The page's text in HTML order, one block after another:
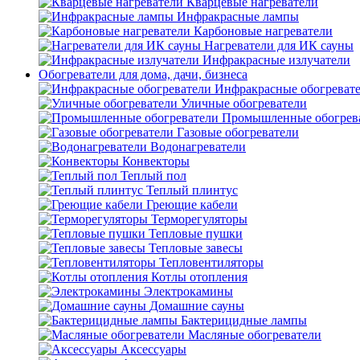
Инфракрасные лампы
Карбоновые нагреватели
Нагреватели для ИК сауны
Инфракрасные излучатели
Обогреватели для дома, дачи, бизнеса
Инфракрасные
Уличные обогреватели
Промышленные
Газовые обогреватели
Водонагреватели
Конвекторы
Теплый пол
Теплый плинтус
Греющие кабели
Терморегуляторы
Тепловые пушки
Тепловые завесы
Тепловентиляторы
Котлы отопления
Электрокамины
Домашние сауны
Бактерицидные лампы
Масляные обогреватели
Аксессуары